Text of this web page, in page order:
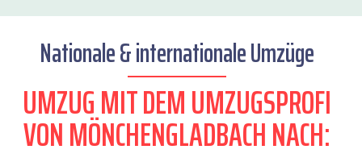
Nationale & internationale Umzüge
UMZUG MIT DEM UMZUGSPROFI
VON MÖNCHENGLADBACH NACH: